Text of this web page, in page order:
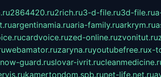
2864420.ru2rich.ru3-d-file.ru3d-file.ru
argentinamia.ruaria-family.ruarkrym.ru
cardvoice.ruzed-online.ruzvonitut.ru
webamator.ruzaryna.ruyoutubefree.rux-
guard.ruslovar-ivrit.ru
kamertondom.spb.runet-life.net.ru